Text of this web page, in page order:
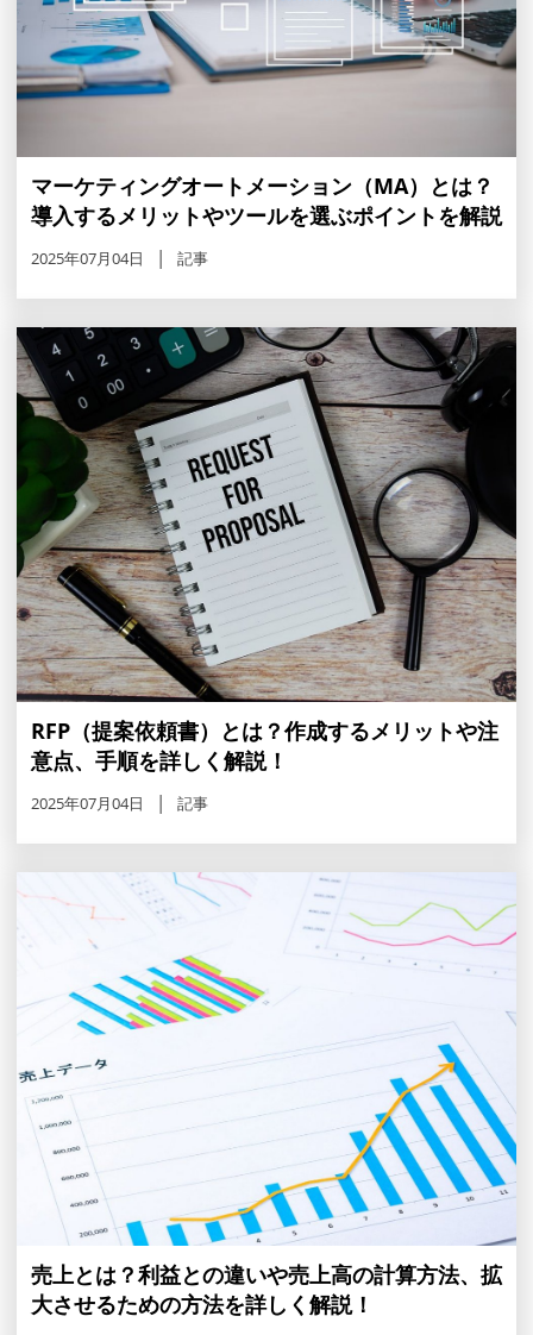
マーケティングオートメーション（MA）とは？
導入するメリットやツールを選ぶポイントを解説
2025年07月04日 記事
RFP（提案依頼書）とは？作成するメリットや注
意点、手順を詳しく解説！
2025年07月04日 記事
売上とは？利益との違いや売上高の計算方法、拡
大させるための方法を詳しく解説！